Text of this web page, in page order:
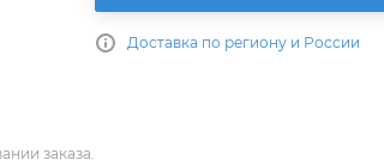
Доставка по региону и России
заказа.